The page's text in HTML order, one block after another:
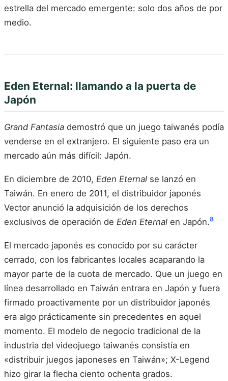
estrella del mercado emergente: solo dos años de por
medio.
Eden Eternal: llamando a la puerta de
Japón
Grand Fantasia demostró que un juego taiwanés podía
venderse en el extranjero. El siguiente paso era un
mercado aún más difícil: Japón.
En diciembre de 2010, Eden Eternal se lanzó en
Taiwán. En enero de 2011, el distribuidor japonés
Vector anunció la adquisición de los derechos
exclusivos de operación de Eden Eternal en Japón.8
El mercado japonés es conocido por su carácter
cerrado, con los fabricantes locales acaparando la
mayor parte de la cuota de mercado. Que un juego en
línea desarrollado en Taiwán entrara en Japón y fuera
firmado proactivamente por un distribuidor japonés
era algo prácticamente sin precedentes en aquel
momento. El modelo de negocio tradicional de la
industria del videojuego taiwanés consistía en
«distribuir juegos japoneses en Taiwán»; X-Legend
hizo girar la flecha ciento ochenta grados.